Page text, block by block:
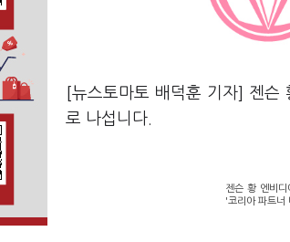
[뉴스토마토 배덕훈 기자] 젠슨
로 나섭니다
젠슨 황 엔비
'코리아 파트너